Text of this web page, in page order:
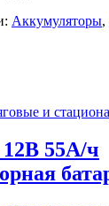
Аккумуляторы,
и
55А/ч